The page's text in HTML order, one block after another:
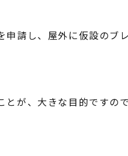
申請し、屋外に仮設のブ
とが、大きな目的ですの